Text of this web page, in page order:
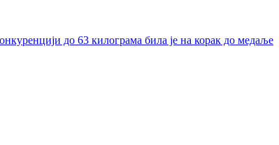
до 63 килограма била је на корак до медаље